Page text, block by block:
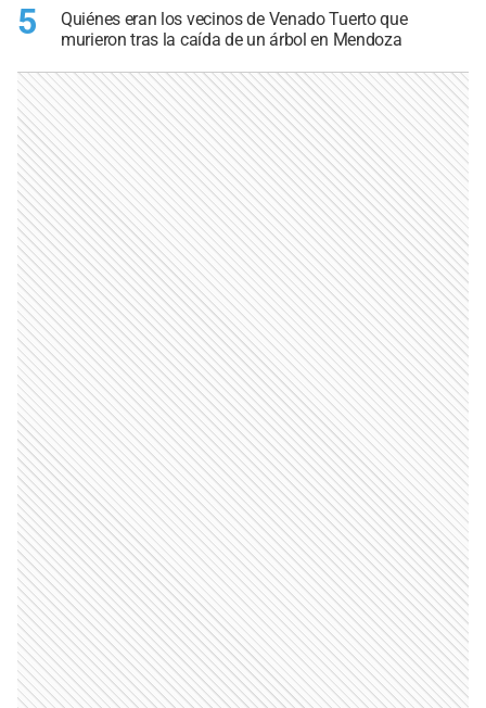
5
Quiénes eran los vecinos de Venado Tuerto que
murieron tras la caída de un árbol en Mendoza